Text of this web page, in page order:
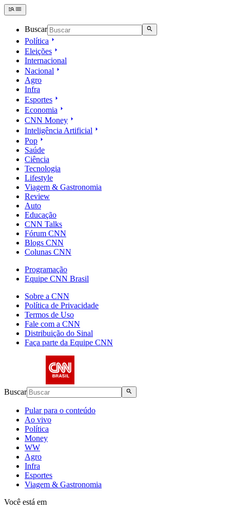
Buscar
Política
Eleições
Internacional
Nacional
Agro
Infra
Esportes
Economia
CNN Money
Inteligência Artificial
Pop
Saúde
Ciência
Tecnologia
Lifestyle
Viagem & Gastronomia
Review
Auto
Educação
CNN Talks
Fórum CNN
Blogs CNN
Colunas CNN
Programação
Equipe CNN Brasil
Sobre a CNN
Política de Privacidade
Termos de Uso
Fale com a CNN
Distribuição do Sinal
Faça parte da Equipe CNN
Buscar
Pular para o conteúdo
Ao vivo
Política
Money
WW
Agro
Infra
Esportes
Viagem & Gastronomia
Você está em